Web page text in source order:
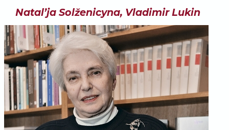
Natal’ja Solženicyna, Vladimir Lukin